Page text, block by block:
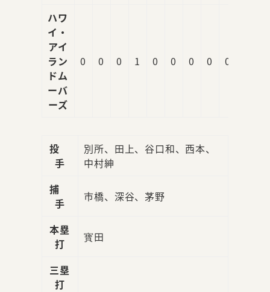
ハワ
イ・
アイ
ラン
ドム
ーバ
ーズ
0 0 0 1 0 0 0 0 0
投
手
別所、田上、谷口和、西本、
中村紳
捕
手
市橋、深谷、茅野
本塁
打
寳田
三塁
打